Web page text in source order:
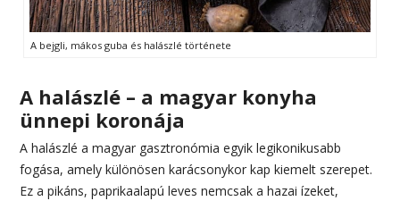
A bejgli, mákos guba és halászlé története
A halászlé – a magyar konyha
ünnepi koronája
A halászlé a magyar gasztronómia egyik legikonikusabb
fogása, amely különösen karácsonykor kap kiemelt szerepet.
Ez a pikáns, paprikaalapú leves nemcsak a hazai ízeket,